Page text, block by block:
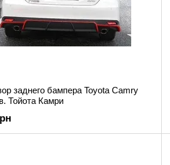
заднего бампера Toyota Camry
Тойота Камри